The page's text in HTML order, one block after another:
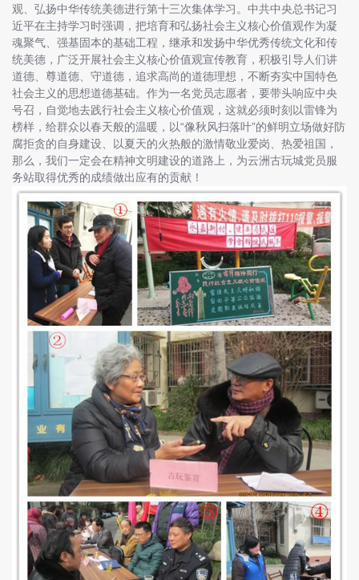
我
们
观、弘扬中华传统美德进行第十三次集体学习。中共中央总书记习
近平在主持学习时强调，把培育和弘扬社会主义核心价值观作为凝
魂聚气、强基固本的基础工程，继承和发扬中华优秀传统文化和传
统美德，广泛开展社会主义核心价值观宣传教育，积极引导人们讲
道德、尊道德、守道德，追求高尚的道德理想，不断夯实中国特色
社会主义的思想道德基础。作为一名党员志愿者，要带头响应中央
号召，自觉地去践行社会主义核心价值观，这就必须时刻以雷锋为
榜样，给群众以春天般的温暖，以“像秋风扫落叶”的鲜明立场做好防
腐拒贪的自身建设、以夏天的火热般的激情敬业爱岗、热爱祖国，
那么，我们一定会在精神文明建设的道路上，为云洲古玩城党员服
务站取得优秀的成绩做出应有的贡献！